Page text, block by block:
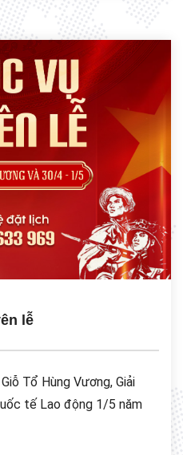
lễ
Tổ Hùng Vương, Giải
tế Lao động 1/5 năm